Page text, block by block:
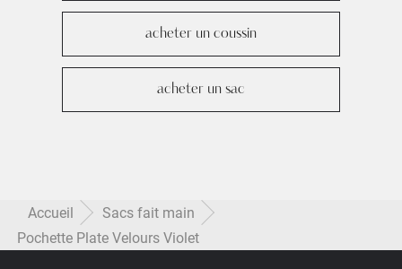
acheter un coussin
acheter un sac
Accueil
Sacs fait main
Pochette Plate Velours Violet